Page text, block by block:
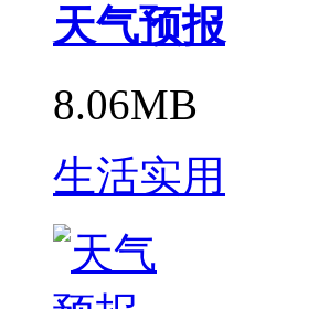
天气预报
8.06MB
生活实用